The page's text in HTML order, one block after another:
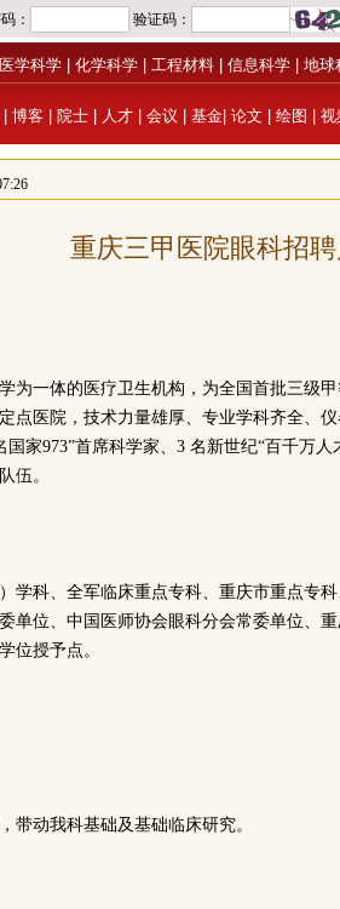
医学科学 化学科学 工程材料 信息科学 地球
博客 院士 人才 会议 基金 论文 绘图 视
重庆三甲医院眼科招
为一体的医疗卫生机构，为全国首批三级
点医院，技术力量雄厚、专业学科齐全、
国家973”首席科学家、3 名新世纪“百千万
伍。
学科、全军临床重点专科、重庆市重点专
单位、中国医师协会眼科分会常委单位、
位授予点。
带动我科基础及基础临床研究。